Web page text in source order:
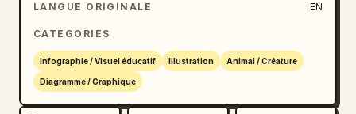
LANGUE ORIGINALE EN
CATÉGORIES
Infographie / Visuel éducatif Illustration Animal / Créature
Diagramme / Graphique